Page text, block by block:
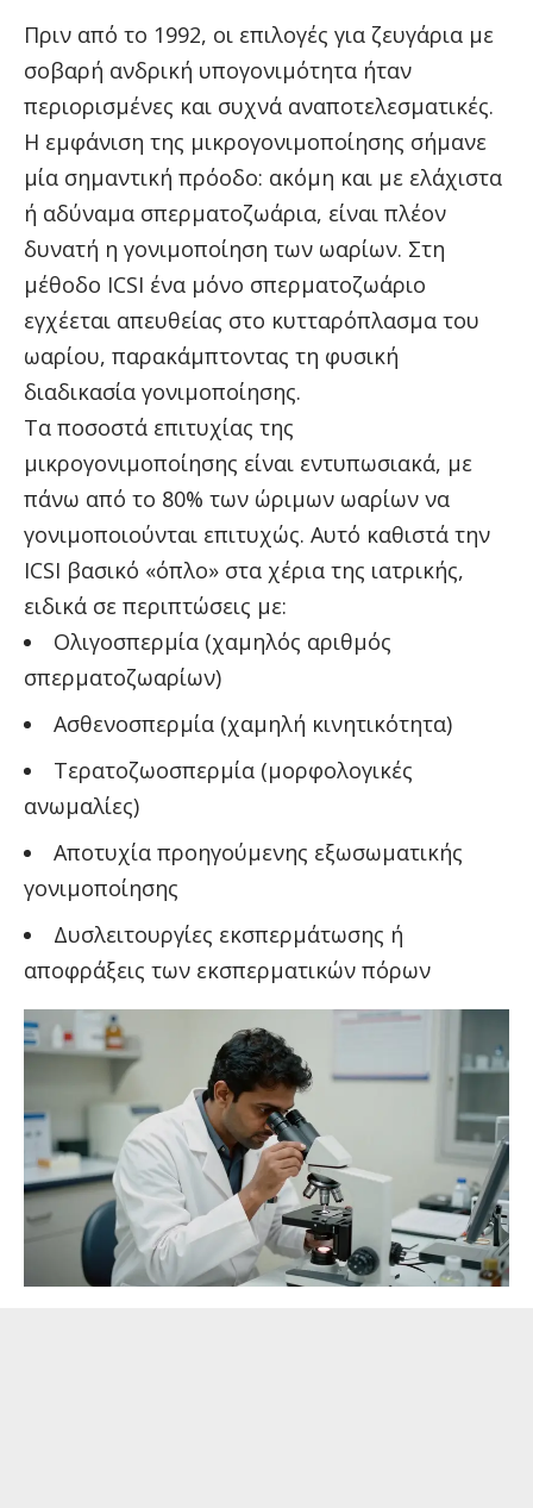
Πριν από το 1992, οι επιλογές για ζευγάρια με
σοβαρή ανδρική υπογονιμότητα ήταν
περιορισμένες και συχνά αναποτελεσματικές.
Η εμφάνιση της μικρογονιμοποίησης σήμανε
μία σημαντική πρόοδο: ακόμη και με ελάχιστα
ή αδύναμα σπερματοζωάρια, είναι πλέον
δυνατή η γονιμοποίηση των ωαρίων. Στη
μέθοδο ICSI ένα μόνο σπερματοζωάριο
εγχέεται απευθείας στο κυτταρόπλασμα του
ωαρίου, παρακάμπτοντας τη φυσική
διαδικασία γονιμοποίησης.
Τα ποσοστά επιτυχίας της
μικρογονιμοποίησης είναι εντυπωσιακά, με
πάνω από το 80% των ώριμων ωαρίων να
γονιμοποιούνται επιτυχώς. Αυτό καθιστά την
ICSI βασικό «όπλο» στα χέρια της ιατρικής,
ειδικά σε περιπτώσεις με:
Ολιγοσπερμία (χαμηλός αριθμός
σπερματοζωαρίων)
Ασθενοσπερμία (χαμηλή κινητικότητα)
Τερατοζωοσπερμία (μορφολογικές
ανωμαλίες)
Αποτυχία προηγούμενης εξωσωματικής
γονιμοποίησης
Δυσλειτουργίες εκσπερμάτωσης ή
αποφράξεις των εκσπερματικών πόρων